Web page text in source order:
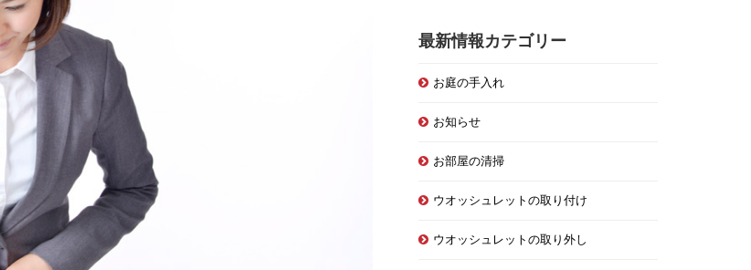
最新情報カテゴリー
お庭の手入れ
お知らせ
お部屋の清掃
ウオッシュレットの取り付け
ウオッシュレットの取り外し